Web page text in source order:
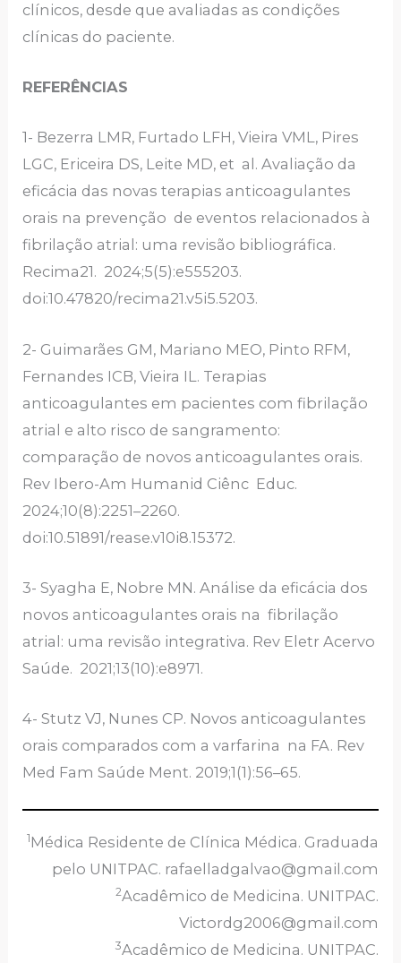
clínicos, desde que avaliadas as condições
clínicas do paciente.
REFERÊNCIAS
1- Bezerra LMR, Furtado LFH, Vieira VML, Pires
LGC, Ericeira DS, Leite MD, et al. Avaliação da
eficácia das novas terapias anticoagulantes
orais na prevenção de eventos relacionados à
fibrilação atrial: uma revisão bibliográfica.
Recima21. 2024;5(5):e555203.
doi:10.47820/recima21.v5i5.5203.
2- Guimarães GM, Mariano MEO, Pinto RFM,
Fernandes ICB, Vieira IL. Terapias
anticoagulantes em pacientes com fibrilação
atrial e alto risco de sangramento:
comparação de novos anticoagulantes orais.
Rev Ibero-Am Humanid Ciênc Educ.
2024;10(8):2251–2260.
doi:10.51891/rease.v10i8.15372.
3- Syagha E, Nobre MN. Análise da eficácia dos
novos anticoagulantes orais na fibrilação
atrial: uma revisão integrativa. Rev Eletr Acervo
Saúde. 2021;13(10):e8971.
4- Stutz VJ, Nunes CP. Novos anticoagulantes
orais comparados com a varfarina na FA. Rev
Med Fam Saúde Ment. 2019;1(1):56–65.
1Médica Residente de Clínica Médica. Graduada
pelo UNITPAC. rafaelladgalvao@gmail.com
2Acadêmico de Medicina. UNITPAC.
Victordg2006@gmail.com
3Acadêmico de Medicina. UNITPAC.